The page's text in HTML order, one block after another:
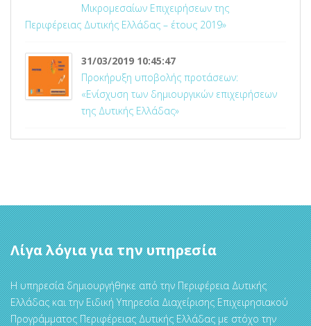
Μικρομεσαίων Επιχειρήσεων της
Περιφέρειας Δυτικής Ελλάδας – έτους 2019»
31/03/2019 10:45:47
Προκήρυξη υποβολής προτάσεων:
«Ενίσχυση των δημιουργικών επιχειρήσεων
της Δυτικής Ελλάδας»
Λίγα λόγια για την υπηρεσία
Η υπηρεσία δημιουργήθηκε από την Περιφέρεια Δυτικής
Ελλάδας και την Ειδική Υπηρεσία Διαχείρισης Επιχειρησιακού
Προγράμματος Περιφέρειας Δυτικής Ελλάδας με στόχο την